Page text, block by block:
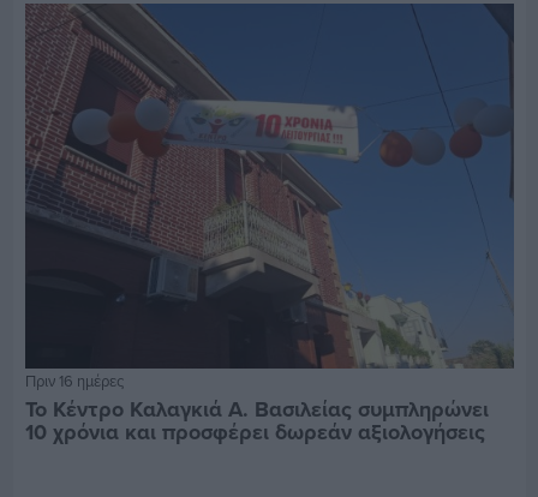
Πριν 16 ημέρες
Το Κέντρο Καλαγκιά Α. Βασιλείας συμπληρώνει
10 χρόνια και προσφέρει δωρεάν αξιολογήσεις